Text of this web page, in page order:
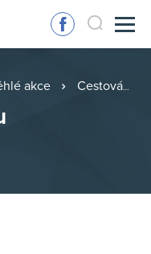
akce Cestování po Česku